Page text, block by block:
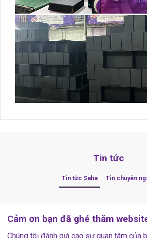
Tin tức
Tin tức Saha Tin chuyên
Cảm ơn bạn đã ghé thăm
Chúng tôi đánh giá cao sự quan tâm của